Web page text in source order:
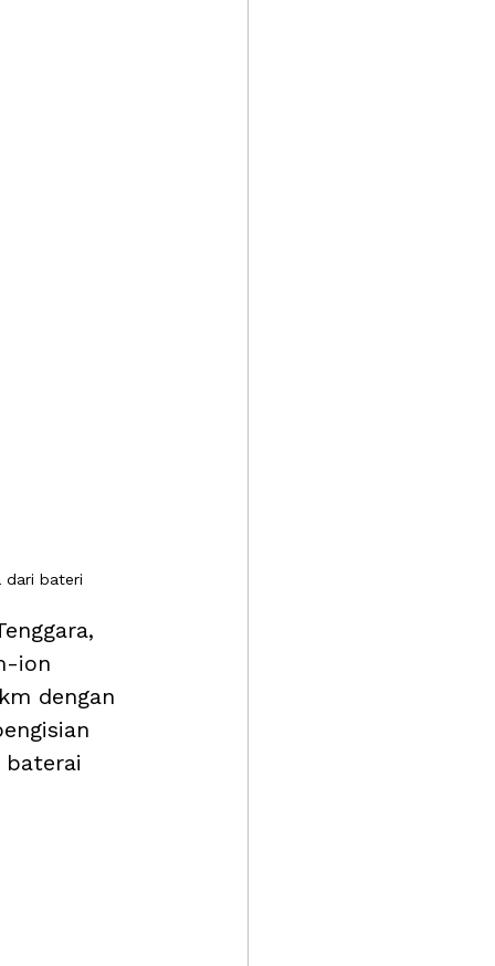
dari bateri
ion
dengan
baterai